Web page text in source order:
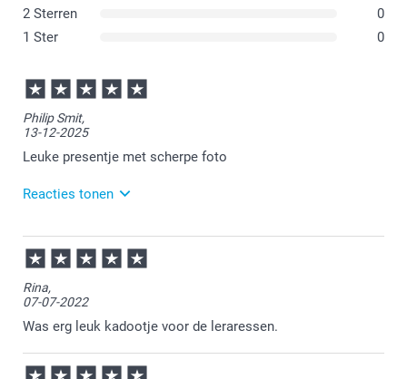
2 Sterren
0
1 Ster
0
Philip Smit,
13-12-2025
Leuke presentje met scherpe foto
Reacties tonen
16-12-2025
13:20
Heel veel plezier ervan!
Rina,
07-07-2022
Was erg leuk kadootje voor de leraressen.